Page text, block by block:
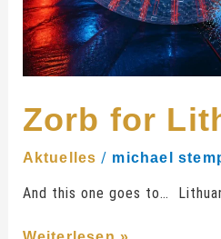
Zorb for
Aktuelles / michael
And this one goes to…